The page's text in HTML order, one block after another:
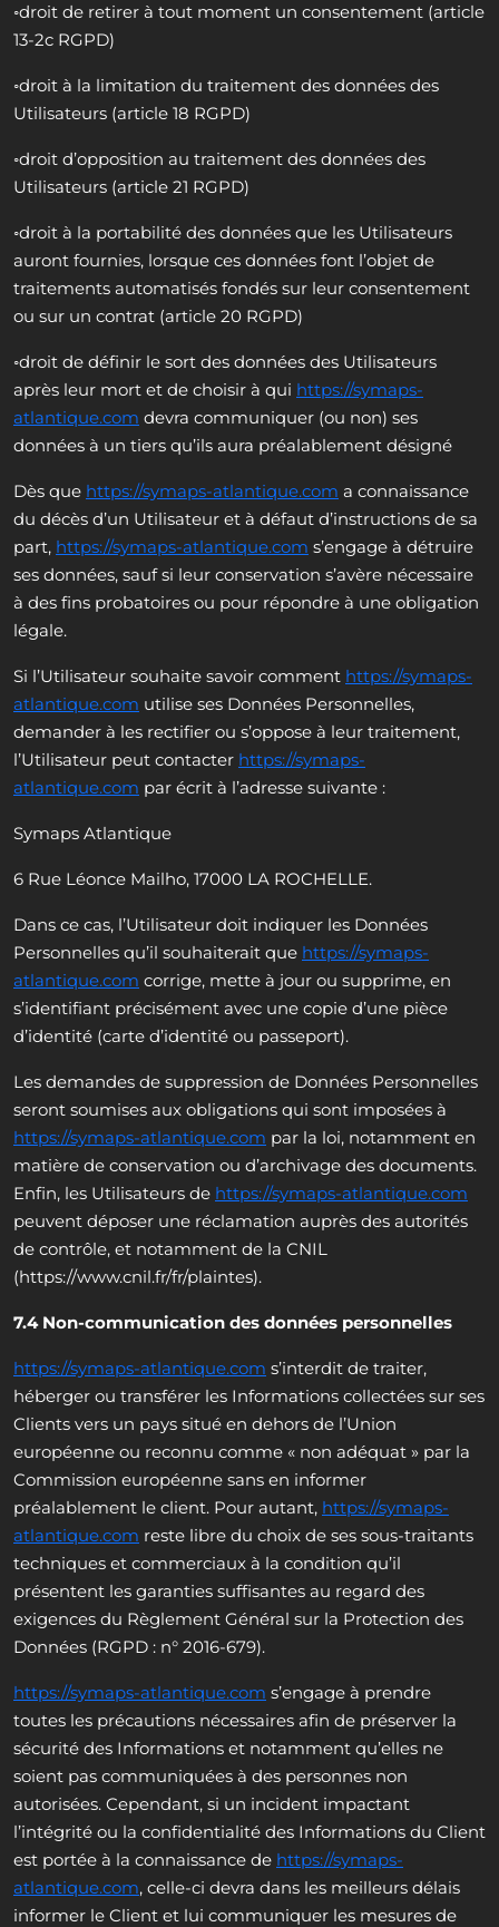
◦droit de retirer à tout moment un consentement (article
13-2c RGPD)
◦droit à la limitation du traitement des données des
Utilisateurs (article 18 RGPD)
◦droit d’opposition au traitement des données des
Utilisateurs (article 21 RGPD)
◦droit à la portabilité des données que les Utilisateurs
auront fournies, lorsque ces données font l’objet de
traitements automatisés fondés sur leur consentement
ou sur un contrat (article 20 RGPD)
◦droit de définir le sort des données des Utilisateurs
après leur mort et de choisir à qui https://symaps-
atlantique.com devra communiquer (ou non) ses
données à un tiers qu’ils aura préalablement désigné
Dès que https://symaps-atlantique.com a connaissance
du décès d’un Utilisateur et à défaut d’instructions de sa
part, https://symaps-atlantique.com s’engage à détruire
ses données, sauf si leur conservation s’avère nécessaire
à des fins probatoires ou pour répondre à une obligation
légale.
Si l’Utilisateur souhaite savoir comment https://symaps-
atlantique.com utilise ses Données Personnelles,
demander à les rectifier ou s’oppose à leur traitement,
l’Utilisateur peut contacter https://symaps-
atlantique.com par écrit à l’adresse suivante :
Symaps Atlantique
6 Rue Léonce Mailho, 17000 LA ROCHELLE.
Dans ce cas, l’Utilisateur doit indiquer les Données
Personnelles qu’il souhaiterait que https://symaps-
atlantique.com corrige, mette à jour ou supprime, en
s’identifiant précisément avec une copie d’une pièce
d’identité (carte d’identité ou passeport).
Les demandes de suppression de Données Personnelles
seront soumises aux obligations qui sont imposées à
https://symaps-atlantique.com par la loi, notamment en
matière de conservation ou d’archivage des documents.
Enfin, les Utilisateurs de https://symaps-atlantique.com
peuvent déposer une réclamation auprès des autorités
de contrôle, et notamment de la CNIL
(https://www.cnil.fr/fr/plaintes).
7.4 Non-communication des données personnelles
https://symaps-atlantique.com s’interdit de traiter,
héberger ou transférer les Informations collectées sur ses
Clients vers un pays situé en dehors de l’Union
européenne ou reconnu comme « non adéquat » par la
Commission européenne sans en informer
préalablement le client. Pour autant, https://symaps-
atlantique.com reste libre du choix de ses sous-traitants
techniques et commerciaux à la condition qu’il
présentent les garanties suffisantes au regard des
exigences du Règlement Général sur la Protection des
Données (RGPD : n° 2016-679).
https://symaps-atlantique.com s’engage à prendre
toutes les précautions nécessaires afin de préserver la
sécurité des Informations et notamment qu’elles ne
soient pas communiquées à des personnes non
autorisées. Cependant, si un incident impactant
l’intégrité ou la confidentialité des Informations du Client
est portée à la connaissance de https://symaps-
atlantique.com, celle-ci devra dans les meilleurs délais
informer le Client et lui communiquer les mesures de